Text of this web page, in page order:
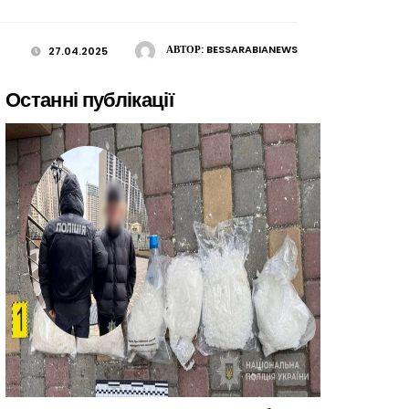
АВТОР: BESSARABIANEWS
27.04.2025
Останні публікації